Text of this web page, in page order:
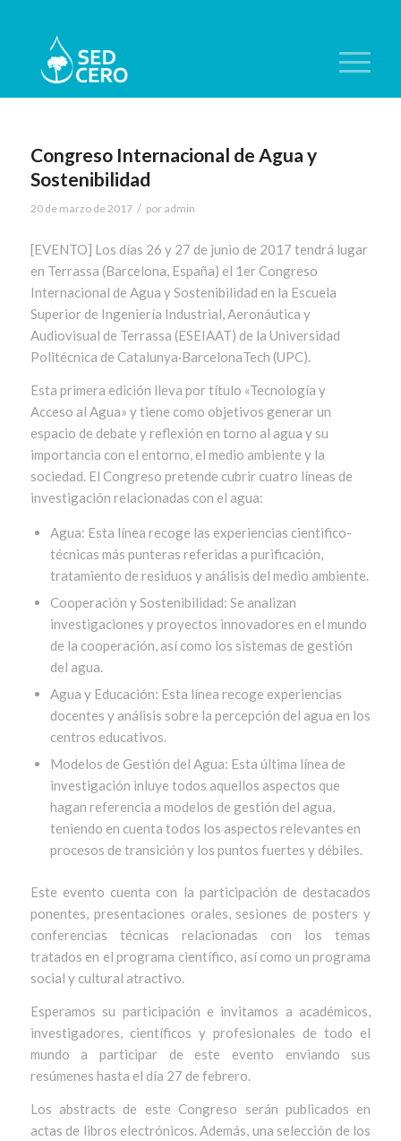
Congreso Internacional de Agua y
Sostenibilidad
20 de marzo de 2017 / por admin
[EVENTO] Los días 26 y 27 de junio de 2017 tendrá lugar
en Terrassa (Barcelona, España) el 1er Congreso
Internacional de Agua y Sostenibilidad en la Escuela
Superior de Ingeniería Industrial, Aeronáutica y
Audiovisual de Terrassa (ESEIAAT) de la Universidad
Politécnica de Catalunya·BarcelonaTech (UPC).
Esta primera edición lleva por título «Tecnología y
Acceso al Agua» y tiene como objetivos generar un
espacio de debate y reflexión en torno al agua y su
importancia con el entorno, el medio ambiente y la
sociedad. El Congreso pretende cubrir cuatro líneas de
investigación relacionadas con el agua:
Agua: Esta línea recoge las experiencias cientifico-
técnicas más punteras referidas a purificación,
tratamiento de residuos y análisis del medio ambiente.
Cooperación y Sostenibilidad: Se analizan
investigaciones y proyectos innovadores en el mundo
de la cooperación, así como los sistemas de gestión
del agua.
Agua y Educación: Esta línea recoge experiencias
docentes y análisis sobre la percepción del agua en los
centros educativos.
Modelos de Gestión del Agua: Esta última línea de
investigación inluye todos aquellos aspectos que
hagan referencia a modelos de gestión del agua,
teniendo en cuenta todos los aspectos relevantes en
procesos de transición y los puntos fuertes y débiles.
Este evento cuenta con la participación de destacados
ponentes, presentaciones orales, sesiones de posters y
conferencias técnicas relacionadas con los temas
tratados en el programa científico, así como un programa
social y cultural atractivo.
Esperamos su participación e invitamos a académicos,
investigadores, científicos y profesionales de todo el
mundo a participar de este evento enviando sus
resúmenes hasta el día 27 de febrero.
Los abstracts de este Congreso serán publicados en
actas de libros electrónicos. Además, una selección de los